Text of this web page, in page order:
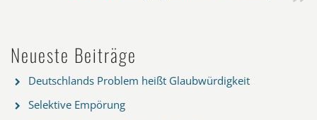
Neueste Beiträge
Deutschlands Problem heißt Glaubwürdigkeit
Selektive Empörung